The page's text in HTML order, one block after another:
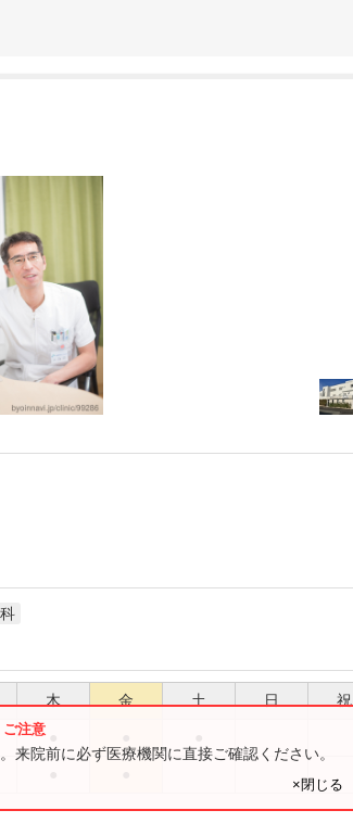
木 金 土 日 祝
来院前に必ず医療機関に直接ご確認ください。
×閉じる
ところ、担当の先生が休